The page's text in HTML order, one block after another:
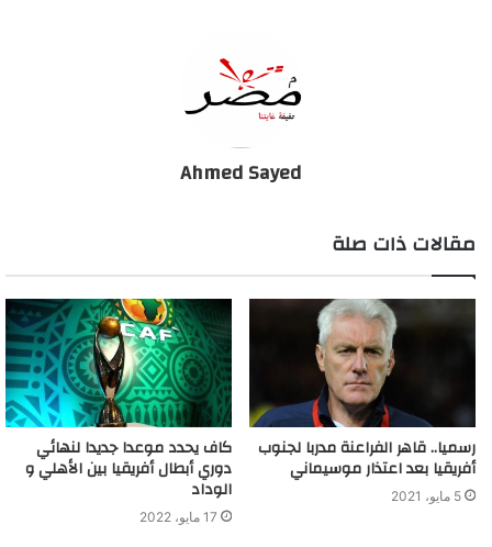
Ahmed Sayed
مقالات ذات صلة
رسميا.. قاهر الفراعنة مدربا لجنوب
أفريقيا بعد اعتذار موسيماني
5 مايو، 2021
كاف يحدد موعدا جديدا لنهائي
دوري أبطال أفريقيا بين الأهلي و
الوداد
17 مايو، 2022